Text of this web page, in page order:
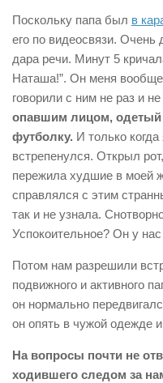
Поскольку папа был в
его по видеосвязи.
дара речи. Минут 5
Наташа!”. Он меня
говорили с ним не раз и
опавшим лицом,
футболку. И только
встрепенулся. Открыл
пережила худшие в моей
справлялся с этим
так и не узнала.
Успокоительное? Он у
Потом нам разрешили
подвижного и активного
он нормально
он опять в чужой одежде
На вопросы почти не
ходившего следом за